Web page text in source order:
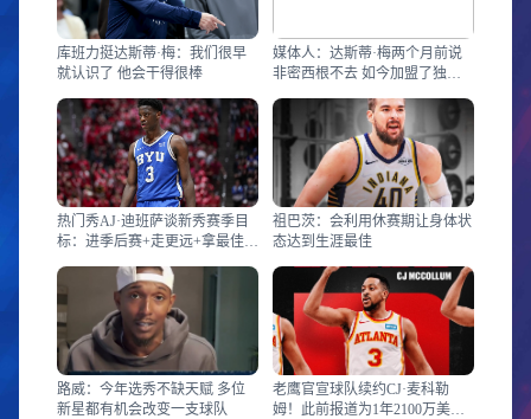
库班力挺达斯蒂·梅：我们很早
就认识了 他会干得很棒
媒体人：达斯蒂·梅两个月前说
非密西根不去 如今加盟了独行
热门秀AJ·迪班萨谈新秀赛季目
标：进季后赛+走更远+拿最佳新
祖巴茨：会利用休赛期让身体状
态达到生涯最佳
路威：今年选秀不缺天赋 多位
新星都有机会改变一支球队
老鹰官宣球队续约CJ·麦科勒
姆！此前报道为1年2100万美